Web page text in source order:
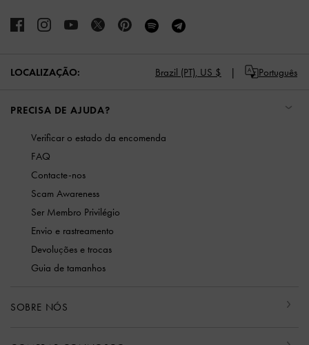
LOCALIZAÇÃO: Brazil (PT), US $ Português
PRECISA DE AJUDA?
Verificar o estado da encomenda
FAQ
Contacte-nos
Scam Awareness
Ser Membro Privilégio
Envio e rastreamento
Devoluções e trocas
Guia de tamanhos
SOBRE NÓS